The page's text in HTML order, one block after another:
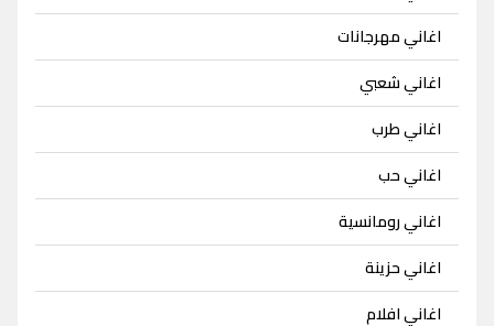
اغاني مهرجانات
اغاني شعبي
اغاني طرب
اغاني حب
اغاني رومانسية
اغاني حزينة
اغاني افلام